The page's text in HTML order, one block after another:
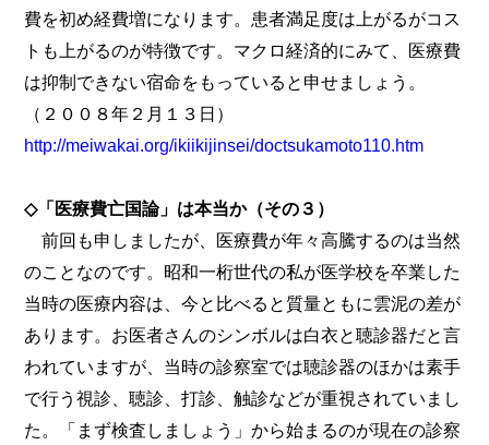
費を初め経費増になります。患者満足度は上がるがコス
トも上がるのが特徴です。マクロ経済的にみて、医療費
は抑制できない宿命をもっていると申せましょう。
（２００８年２月１３日）
http://meiwakai.org/ikiikijinsei/doctsukamoto110.htm
◇「医療費亡国論」は本当か（その３）
前回も申しましたが、医療費が年々高騰するのは当然
のことなのです。昭和一桁世代の私が医学校を卒業した
当時の医療内容は、今と比べると質量ともに雲泥の差が
あります。お医者さんのシンボルは白衣と聴診器だと言
われていますが、当時の診察室では聴診器のほかは素手
で行う視診、聴診、打診、触診などが重視されていまし
た。「まず検査しましょう」から始まるのが現在の診察